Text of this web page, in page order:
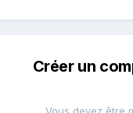
Créer un